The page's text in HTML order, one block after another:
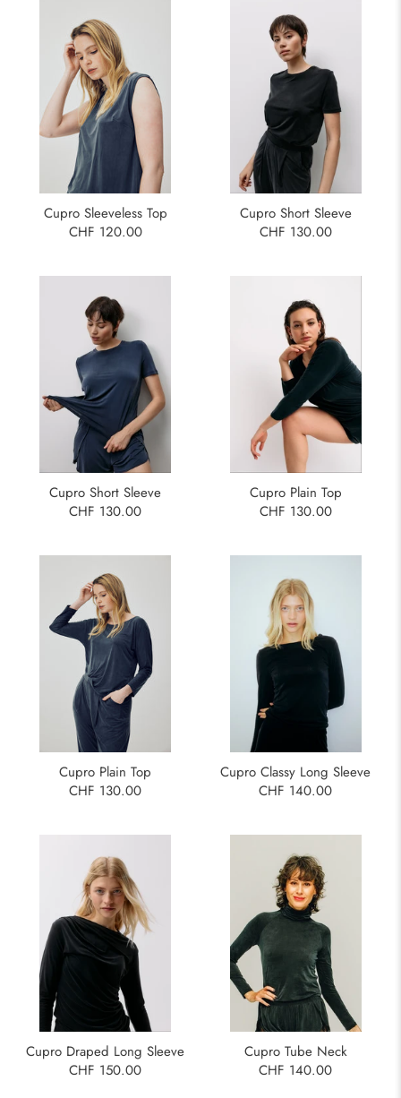
Cupro Sleeveless Top
CHF 120.00
Cupro Short Sleeve
CHF 130.00
Cupro Short Sleeve
CHF 130.00
Cupro Plain Top
CHF 130.00
Cupro Plain Top
CHF 130.00
Cupro Classy Long Sleeve
CHF 140.00
Cupro Draped Long Sleeve
CHF 150.00
Cupro Tube Neck
CHF 140.00